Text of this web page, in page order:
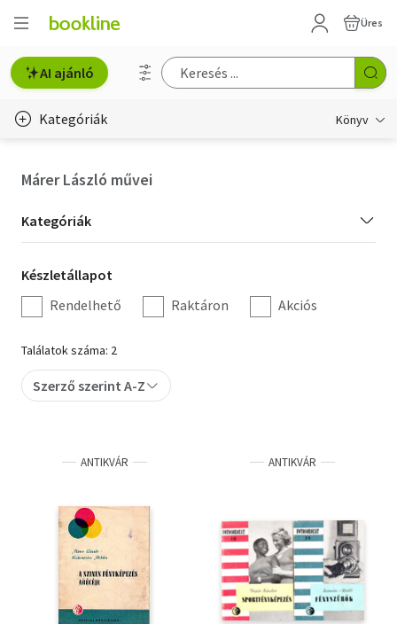
Üres
AI ajánló
Kategóriák Könyv
Hobbi, szabadidő
Irodalom
Művészet
Szakkönyv
Tankönyv, segédkönyv
Társadalomtudomány
Természettudomány
Történelem
Márer László művei
Kategória
szűrés
Kategóriák
Készletállapot
szűrés
Készletállapot
Rendelhető
Raktáron Akciós
Találatok száma: 2
Szerző szerint A-Z
ANTIKVÁR ANTIKVÁR